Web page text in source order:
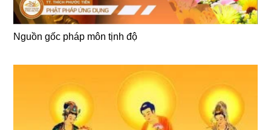
Nguồn gốc pháp môn tịnh độ